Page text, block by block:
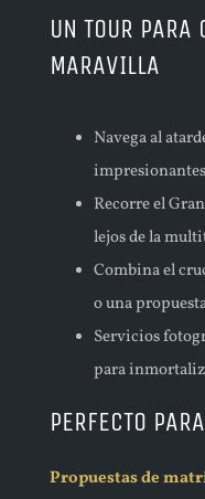
UN TOUR PARA
MARAVILLA
Navega al
impresionantes
Recorre el
lejos de la
Combina el
o una
Servicios
para
PERFECTO
Propuestas de